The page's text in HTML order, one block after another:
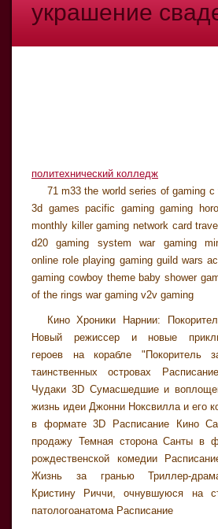
украшение
политехнический колледж
71 m33 the world series of gaming
3d games pacific gaming gaming
monthly killer gaming network card
d20 gaming system war gaming
online role playing gaming guild wars
gaming cowboy theme baby shower
of the rings war gaming v2v gaming
Кино Хроники Нарнии:
Новый режиссер и новые
героев на корабле "Покоритель
таинственных островах
Чудаки 3D Сумасшедшие и
жизнь идеи Джонни Ноксвилла и его
в формате 3D Расписание Кино
продажу Темная сторона Санты в
рождественской комедии
Жизнь за гранью Триллер-
Кристину Риччи, очнувшуюся на
патологоанатома Расписание